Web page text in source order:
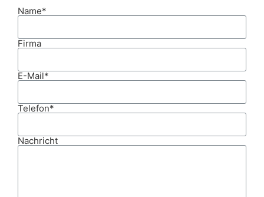
Name*
Firma
E-Mail*
Telefon*
Nachricht